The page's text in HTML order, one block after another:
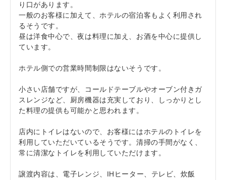
り口があります。
一般のお客様に加えて、ホテルの宿泊客もよく利用され
るそうです。
昼は洋食中心で、夜は料理に加え、お酒を中心に提供し
ています。
ホテル側での営業時間制限はないそうです。
小さい店舗ですが、コールドテーブルやオーブン付きガ
スレンジなど、厨房機器は充実しており、しっかりとし
た料理の提供も可能かと思われます。
店内にトイレはないので、お客様にはホテルのトイレを
利用していただいているそうです。清掃の手間がなく、
常に清潔なトイレを利用していただけます。
譲渡内容は、電子レンジ、IHヒーター、テレビ、炊飯